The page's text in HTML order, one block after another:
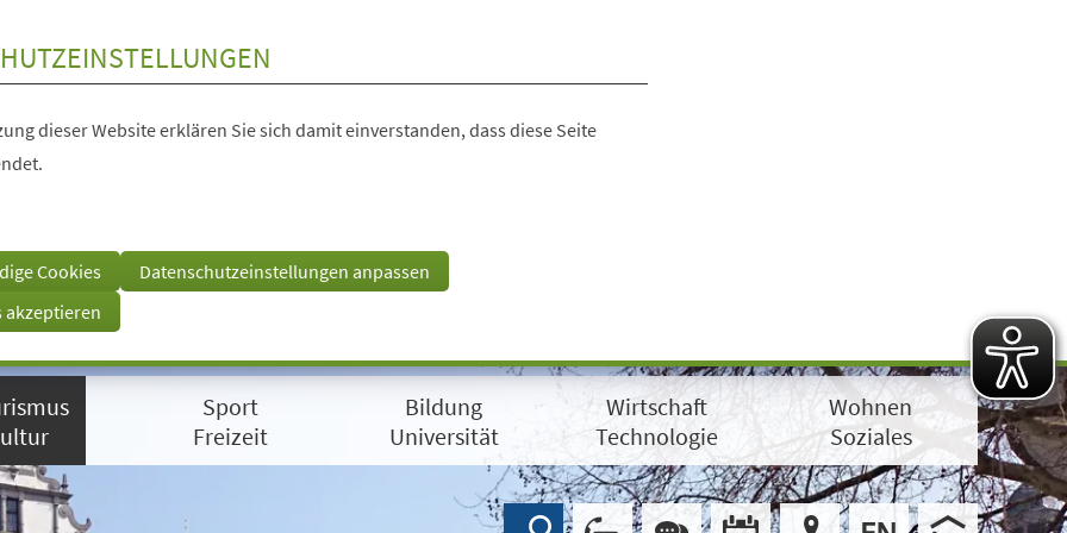
dieser Website erklären Sie sich damit einverstanden, dass diese Seite
Cookies
Datenschutzeinstellungen anpassen
akzeptieren
Sport
Freizeit
Bildung
Universität
Wirtschaft
Technologie
Wohnen
Soziales